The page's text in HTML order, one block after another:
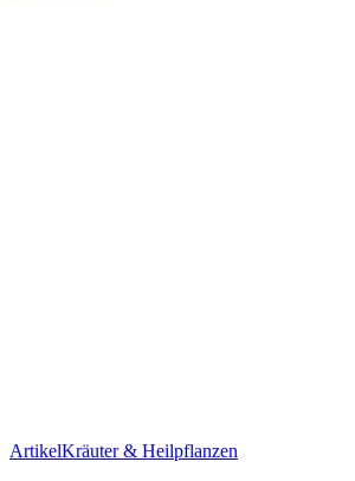
ArtikelKräuter & Heilpflanzen